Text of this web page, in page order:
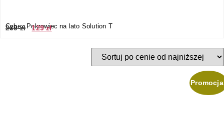
Cybex Pokrowiec na lato Solution T
269zł 129zł